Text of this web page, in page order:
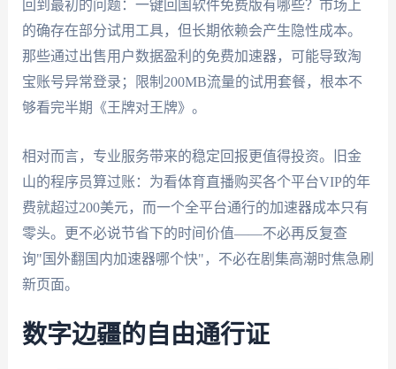
回到最初的问题：一键回国软件免费版有哪些？市场上
的确存在部分试用工具，但长期依赖会产生隐性成本。
那些通过出售用户数据盈利的免费加速器，可能导致淘
宝账号异常登录；限制200MB流量的试用套餐，根本不
够看完半期《王牌对王牌》。
相对而言，专业服务带来的稳定回报更值得投资。旧金
山的程序员算过账：为看体育直播购买各个平台VIP的年
费就超过200美元，而一个全平台通行的加速器成本只有
零头。更不必说节省下的时间价值——不必再反复查
询"国外翻国内加速器哪个快"，不必在剧集高潮时焦急刷
新页面。
数字边疆的自由通行证